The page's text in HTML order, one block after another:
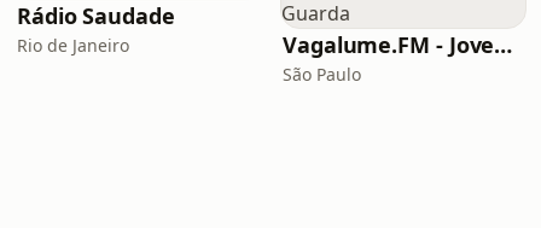
Rádio Saudade
Rio de Janeiro Vagalume.FM - Jovem Guarda
São Paulo